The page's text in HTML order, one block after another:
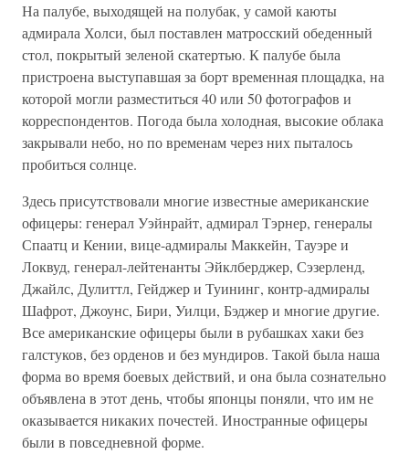
На палубе, выходящей на полубак, у самой каюты
адмирала Холси, был поставлен матросский обеденный
стол, покрытый зеленой скатертью. К палубе была
пристроена выступавшая за борт временная площадка, на
которой могли разместиться 40 или 50 фотографов и
корреспондентов. Погода была холодная, высокие облака
закрывали небо, но по временам через них пыталось
пробиться солнце.
Здесь присутствовали многие известные американские
офицеры: генерал Уэйнрайт, адмирал Тэрнер, генералы
Спаатц и Кении, вице-адмиралы Маккейн, Тауэре и
Локвуд, генерал-лейтенанты Эйклберджер, Сэзерленд,
Джайлс, Дулиттл, Гейджер и Туининг, контр-адмиралы
Шафрот, Джоунс, Бири, Уилци, Бэджер и многие другие.
Все американские офицеры были в рубашках хаки без
галстуков, без орденов и без мундиров. Такой была наша
форма во время боевых действий, и она была сознательно
объявлена в этот день, чтобы японцы поняли, что им не
оказывается никаких почестей. Иностранные офицеры
были в повседневной форме.